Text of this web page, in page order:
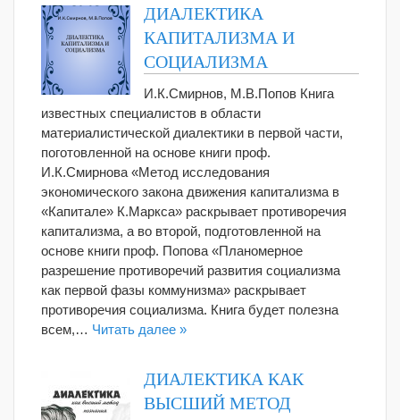
ДИАЛЕКТИКА
КАПИТАЛИЗМА И
СОЦИАЛИЗМА
И.К.Смирнов, М.В.Попов Книга
известных специалистов в области
материалистической диалектики в первой части,
поготовленной на основе книги проф.
И.К.Смирнова «Метод исследования
экономического закона движения капитализма в
«Капитале» К.Маркса» раскрывает противоречия
капитализма, а во второй, подготовленной на
основе книги проф. Попова «Планомерное
разрешение противоречий развития социализма
как первой фазы коммунизма» раскрывает
противоречия социализма. Книга будет полезна
всем,… Читать далее »
ДИАЛЕКТИКА КАК
ВЫСШИЙ МЕТОД